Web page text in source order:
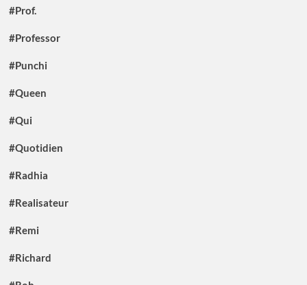
#Prof.
#Professor
#Punchi
#Queen
#Qui
#Quotidien
#Radhia
#Realisateur
#Remi
#Richard